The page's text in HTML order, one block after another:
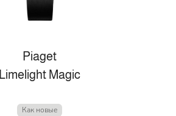
Piaget
Limelight Magic
Как новые